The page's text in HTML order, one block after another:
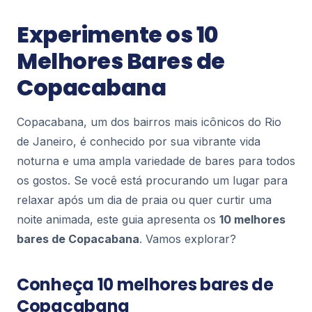
Copacabana Palace: História, Glamour e
Curiosidades do Ícone do Rio de Janeiro
O Copacabana Palace é muito mais do que um
hotel de luxo frente ao mar — ele é um dos
símbolos mais reconhecidos do Rio de Janeiro e
Copacabana
Estátua Carlos Drummond de Andrade:
Um Ícone Cultural em Copacabana
A Estátua de Carlos Drummond de Andrade,
Janeiro, é mais do que uma homenagem a um dos
maiores p...
Copacabana
Onde Comer Barato em Copacabana: 10
Experimente os 10
Melhores Bares de
Copacabana
Copacabana, um dos bairros mais icônicos do Rio
de Janeiro, é conhecido por sua vibrante vida
noturna e uma ampla variedade de bares para todos
os gostos. Se você está procurando um lugar para
relaxar após um dia de praia ou quer curtir uma
noite animada, este guia apresenta os 10 melhores
bares de Copacabana. Vamos explorar?
Conheça 10 melhores bares de
Copacabana